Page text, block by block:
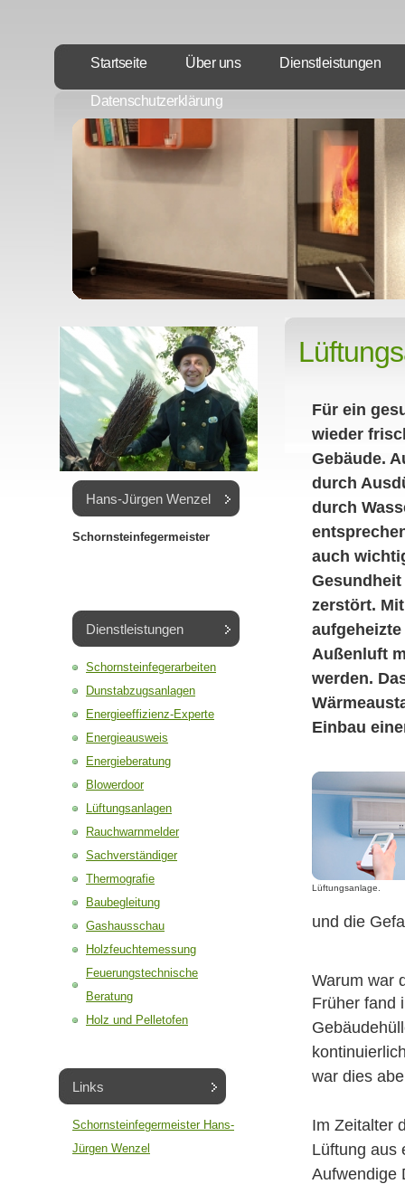
Startseite Über uns Dienstleistungen
Datenschutzerklärung
Für ein
wieder
Gebäude.
durch
durch
auch
zerstört.
Außenluft
werden.
Einbau
Lüftungsanlage.
und die
Warum war
Früher fand
war dies
Im Zeitalter
Lüftung aus
Aufwendige
Hans-Jürgen Wenzel
Schornsteinfegermeister
Dienstleistungen
Schornsteinfegerarbeiten
Dunstabzugsanlagen
Energieeffizienz-Experte
Energieausweis
Energieberatung
Blowerdoor
Lüftungsanlagen
Rauchwarnmelder
Sachverständiger
Thermografie
Baubegleitung
Gashausschau
Holzfeuchtemessung
Feuerungstechnische
Beratung
Holz und Pelletofen
Links
Schornsteinfegermeister Hans-
Jürgen Wenzel